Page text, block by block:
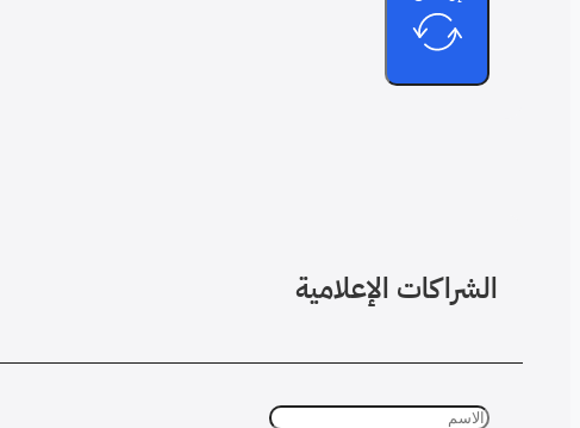
الشراكات الإعلامية